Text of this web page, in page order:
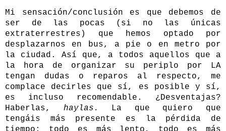
Mi sensación/conclusión es que debemos de
ser de las pocas (si no las únicas
extraterrestres) que hemos optado por
desplazarnos en bus, a pie o en metro por
la ciudad. Así que, a todos aquellos que a
la hora de organizar su periplo por LA
tengan dudas o reparos al respecto, me
complace decirles que sí, es posible y sí,
es incluso recomendable. ¿Desventajas?
Haberlas, haylas. La que quiero que
tengáis más presente es la pérdida de